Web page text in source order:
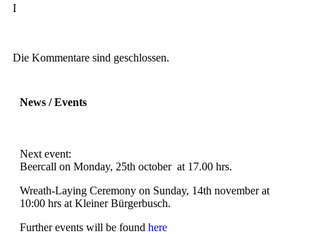
I
Die Kommentare sind geschlossen.
News / Events
Next event:
Beercall on Monday, 25th october at 17.00 hrs.
Wreath-Laying Ceremony on Sunday, 14th november at
10:00 hrs at Kleiner Bürgerbusch.
Further events will be found here